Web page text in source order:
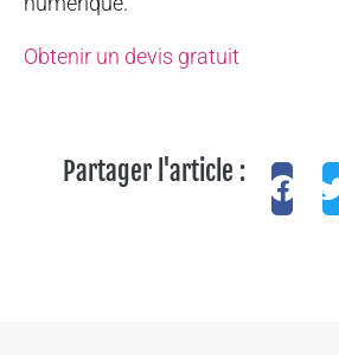
Obtenir un devis gratuit
Partager l'article :